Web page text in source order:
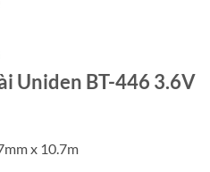
Uniden BT-446 3.6V
x 10.7m